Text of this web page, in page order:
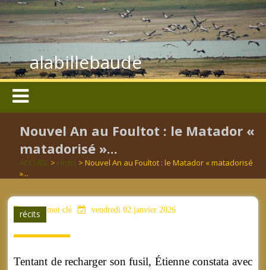
alabillebaude
Nouvel An au Foultot : le Matador «
matadorisé »...
ACCUEIL > récits > Nouvel An au Foultot : le Matador « matadorisé
»...
récits
aucun mot clé vendredi 02 janvier 2026
Tentant de recharger son fusil, Étienne constata avec